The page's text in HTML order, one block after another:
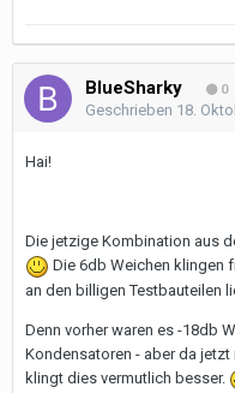
BlueSharky 0
Geschrieben 18.
Hai!
Die jetzige Kombination aus
Die 6db Weichen klingen
an den billigen Testbauteilen
Denn vorher waren es -18db
Kondensatoren - aber da
klingt dies vermutlich besser.